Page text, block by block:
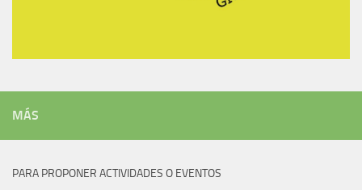
MÁS
PARA PROPONER ACTIVIDADES O EVENTOS